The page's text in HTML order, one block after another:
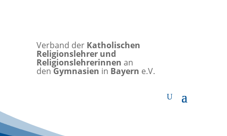
Verband der Katholischen
Religionslehrer und
Religionslehrerinnen an
denGymnasien in Bayern e.V.